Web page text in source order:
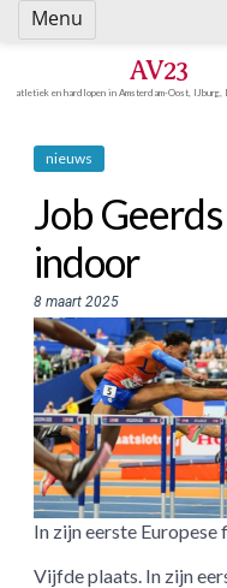
Spring
naar
AV23
atletiek en hardlopen in Amsterdam-Oost, IJburg,
nieuws
Job
indoor
8 maart 2025
In zijn eerste
Vijfde plaats. In zijn
Menu